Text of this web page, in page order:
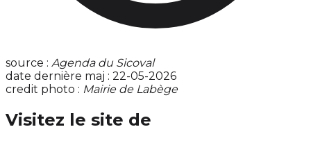
source : Agenda du Sicoval
date dernière maj : 22-05-2026
credit photo : Mairie de Labège
Visitez le site de